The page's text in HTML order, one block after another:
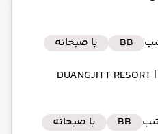
BB
با صبحانه
| DUANGJITT RESORT
BB با صبحانه